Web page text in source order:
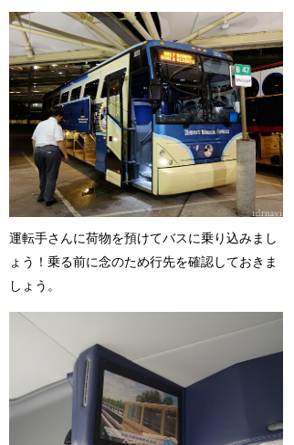
運転手さんに荷物を預けてバスに乗り込みまし
ょう！乗る前に念のため行先を確認しておきま
しょう。